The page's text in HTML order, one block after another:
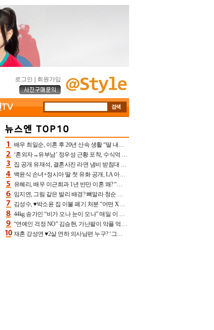
로그인 회원가입
배우 최일순, 이혼 후 20년 산속 생활 “딸 내가 버렸다고 원망‥맘 아파”(특종)[어제TV]
‘혼외자→유부남’ 정우성 근황 포착, 수식억 해킹 피해 후배 만났다 “존경하는”
집 공개 유재석, 결혼사진 라면 냄비 받침대 되고 분노‥가족사진도 피해(놀뭐)[어제TV]
백윤식 손녀+정시아 딸 첫 유화 공개, LA 아트쇼→서울국제조각페스타 작가다운 수준급 실력
유혜리, 배우 이근희과 1년 반만 이혼 왜? “식칼 꽂고 의자 던져” 충격 폭로(특종)[어제TV]
임지연, 그림 같은 발리 배경? 뼈말라 청순 비키니 핏에 상대 안 되네
김성수, ♥박소윤 집 이불 폐기 처분 “어떤 X이랑 썼을지 몰라” 질투(신랑수업2)[어제TV]
44kg 송가인 “비가 오나 눈이 오나” 매일 이 운동, 허벅지 근육량 상승+체지방 감소
“연예인 걱정 NO” 김승현, 가난팔이 악플 억울할만‥아내+딸과 日 여행
재혼 강성연 ♥2살 연하 의사남편 누구? ‘그알’ 자문의에 훈남 비주얼 초엘리트 스펙 [종합]